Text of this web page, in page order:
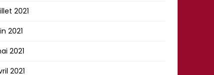
2021
2021
2021
2021